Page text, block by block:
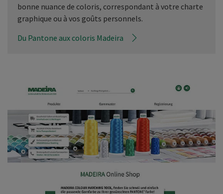
bonne nuance de coloris, correspondant à votre charte
graphique ou à vos goûts personnels.
Du Pantone aux coloris Madeira